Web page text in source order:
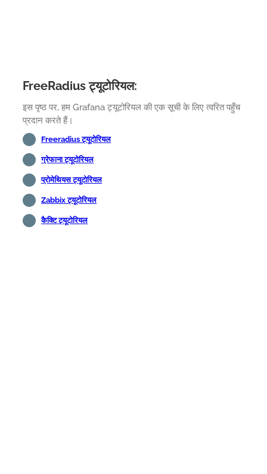
FreeRadius ट्यूटोरियल:
इस पृष्ठ पर, हम Grafana ट्यूटोरियल की एक सूची के लिए त्वरित पहुँच
प्रदान करते हैं।
Freeradius ट्यूटोरियल
ग्रेफाना ट्यूटोरियल
प्रोमेथियस ट्यूटोरियल
Zabbix ट्यूटोरियल
कैक्टि ट्यूटोरियल